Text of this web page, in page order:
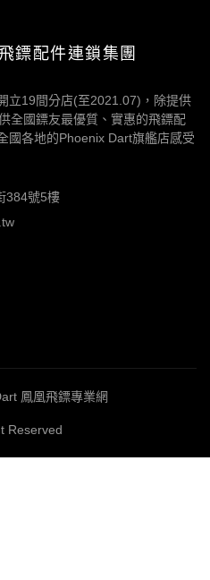
鏢配件連鎖集團
立19間分店(至2021.07)，除提供
全國鏢友最優質、實惠的飛鏢配
國各地的Phoenix Dart旗艦店感受
384號5樓
鳳凰飛鏢專業網
Reserved